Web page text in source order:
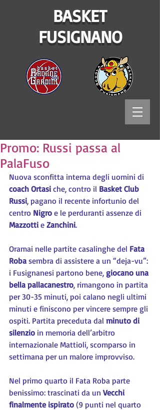
BASKET
FUSIGNANO
Promo: Russi passa al
PalaFuso
Nuova sconfitta interna degli uomini di
coach Ortasi che, contro il Basket Club
Russi, pagano il recente infortunio del
centro Nigro e le perduranti assenze di
Mazzotti e Zanchini.
Oramai nelle partite casalinghe del Fata
Roba sembra di assistere a un “deja-vu”:
i Fusignanesi partono bene, giocano una
bella pallacanestro, rimangono in partita
per 30-35 minuti, poi calano negli ultimi
minuti e finiscono per vincere sempre gli
ospiti. Partita preceduta dal minuto di
silenzio in memoria dell’arbitro
internazionale Mattioli, scomparso in
settimana per un malore improvviso.
Nel primo quarto il Fata Roba parte
benissimo: trascinati da un Vecchi
finalmente ispirato (9 punti nel quarto